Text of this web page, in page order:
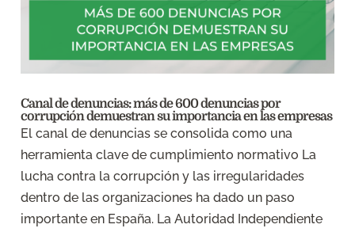
Canal de denuncias: más de 600 denuncias por
corrupción demuestran su importancia en las empresas
El canal de denuncias se consolida como una
herramienta clave de cumplimiento normativo La
lucha contra la corrupción y las irregularidades
dentro de las organizaciones ha dado un paso
importante en España. La Autoridad Independiente